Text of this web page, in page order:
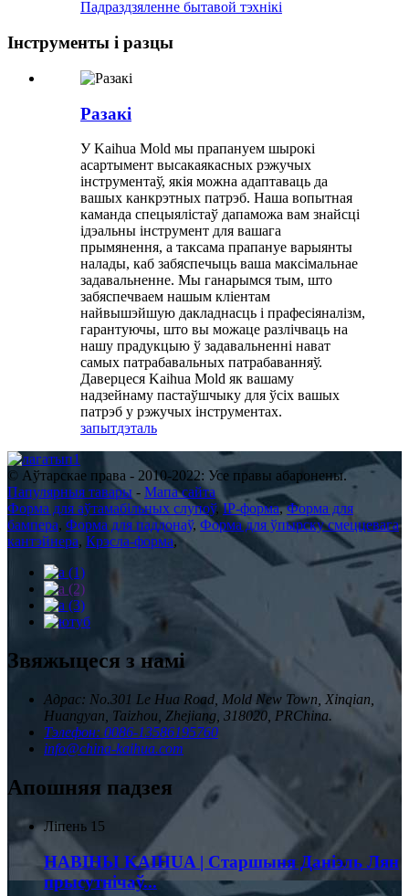
Падраздзяленне бытавой тэхнікі
Інструменты і разцы
Разакі
У Kaihua Mold мы прапануем шырокі
асартымент высакаякасных рэжучых
інструментаў, якія можна адаптаваць да
вашых канкрэтных патрэб. Наша вопытная
каманда спецыялістаў дапаможа вам знайсці
ідэальны інструмент для вашага
прымянення, а таксама прапануе варыянты
налады, каб забяспечыць ваша максімальнае
задавальненне. Мы ганарымся тым, што
забяспечваем нашым кліентам
найвышэйшую дакладнасць і прафесіяналізм,
гарантуючы, што вы можаце разлічваць на
нашу прадукцыю ў задавальненні нават
самых патрабавальных патрабаванняў.
Даверцеся Kaihua Mold як вашаму
надзейнаму пастаўшчыку для ўсіх вашых
патрэб у рэжучых інструментах.
запытдэталь
© Аўтарскае права - 2010-2022: Усе правы абаронены.
Папулярныя тавары - Мапа сайта
Форма для аўтамабільных слупоў,IP-форма,Форма для
бампера, Форма для паддонаў, Форма для ўпырску смеццевага
кантэйнера, Крэсла-форма,
Звяжыцеся з намі
Адрас: No.301 Le Hua Road, Mold New Town, Xinqian,
Huangyan, Taizhou, Zhejiang, 318020, PRChina.
Тэлефон: 0086-13586195760
info@china-kaihua.com
Апошняя падзея
Ліпень 15
НАВІНЫ KAIHUA | Старшыня Даніэль Лян
прысутнічаў...